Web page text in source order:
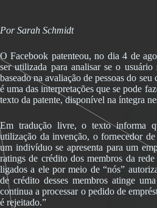
Por Sarah Schmidt
O Facebook patenteou, no dia 4 de
ser utilizada para analisar se o
baseado na avaliação de pessoas do
é uma das interpretações que se pode
texto da patente, disponível na íntegra
Em tradução livre, o texto informa
utilização da invenção, o fornecedor
um indivíduo se apresenta para um
ratings de crédito dos membros da
ligados a ele por meio de “nós”
de crédito desses membros atinge
continua a processar o pedido de
é rejeitado.”